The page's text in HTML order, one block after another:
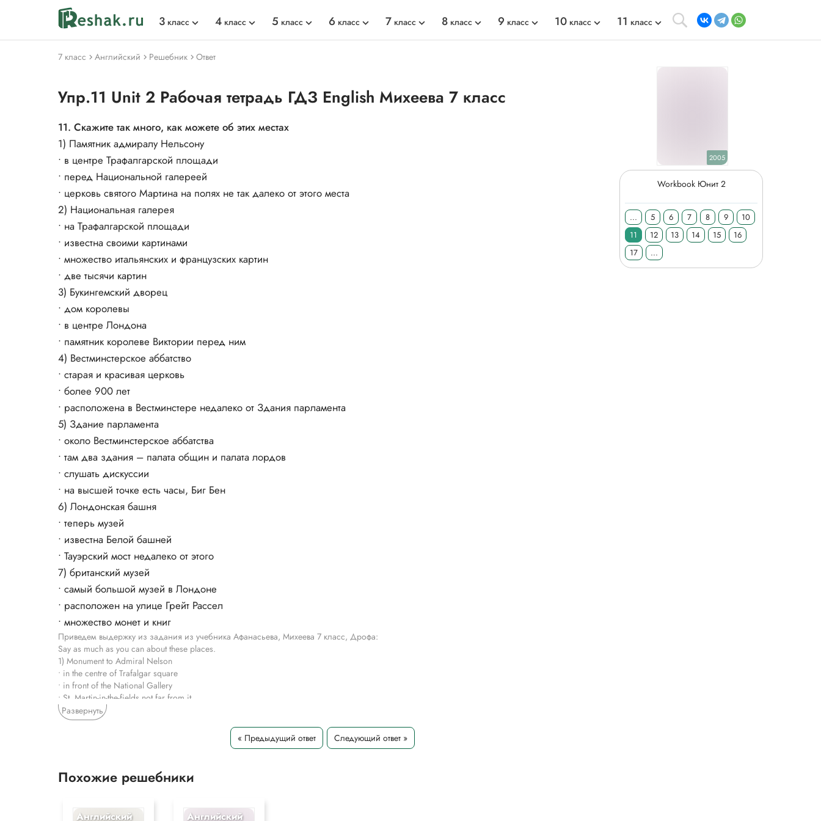
3 класс 4 класс 5 класс 6 класс 7 класс 8 класс 9 класс 10 класс 11 класс
7 класс Английский Решебник Ответ
Упр.11 Unit 2 Рабочая тетрадь ГДЗ English Михеева 7 класс
11. Скажите так много, как можете об этих местах
1) Памятник адмиралу Нельсону
• в центре Трафалгарской площади
• перед Национальной галереей
• церковь святого Мартина на полях не так далеко от этого места
2) Национальная галерея
• на Трафалгарской площади
• известна своими картинами
• множество итальянских и французских картин
• две тысячи картин
3) Букингемский дворец
• дом королевы
• в центре Лондона
• памятник королеве Виктории перед ним
4) Вестминстерское аббатство
• старая и красивая церковь
• более 900 лет
• расположена в Вестминстере недалеко от Здания парламента
5) Здание парламента
• около Вестминстерское аббатства
• там два здания – палата общин и палата лордов
• слушать дискуссии
• на высшей точке есть часы, Биг Бен
6) Лондонская башня
• теперь музей
• известна Белой башней
• Тауэрский мост недалеко от этого
7) британский музей
• самый большой музей в Лондоне
• расположен на улице Грейт Рассел
• множество монет и книг
Приведем выдержку из задания из учебника Афанасьева, Михеева 7 класс, Дрофа:
Say as much as you can about these places.
1) Monument to Admiral Nelson
• in the centre of Trafalgar square
• in front of the National Gallery
• St. Martin-in-the-fields not far from it
2) The National Gallery
• in Trafalgar square
3) Buckingham Palace
• the Queen’s home place
• Queen Victoria Memorial in front of it
Развернуть
« Предыдущий ответ Следующий ответ »
Похожие решебники
Английский Английский
2005
Workbook Юнит 2
... 5 6 7 8 9
10
11
12 13 14 15
16
17
...